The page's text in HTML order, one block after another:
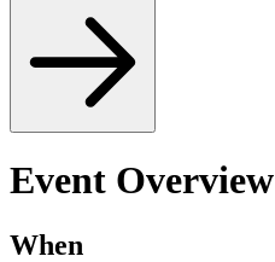
Event Overview
When